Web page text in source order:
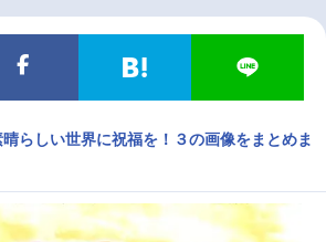
ム・アプリ 音楽 コスプレ
らしい世界に祝福を！３の画像をまとめま